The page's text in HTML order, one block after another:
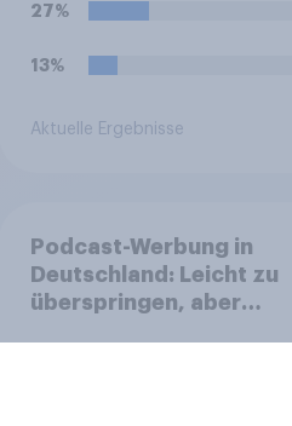
27%
13%
Aktuelle Ergebnisse
Podcast-Werbung in
Deutschland: Leicht zu
überspringen, aber